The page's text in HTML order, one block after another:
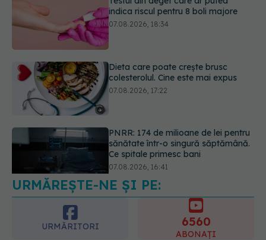
Dieta care poate crește brusc
colesterolul. Cine este mai expus
07.08.2026, 17:22
PNRR: 174 de milioane de lei pentru
sănătate într-o singură săptămână.
Ce spitale primesc bani
Ce spune culoarea ta preferată
despre vârsta pe care o ai. Care
este "codul cromatic" al generațiilor
07.08.2026, 21:29
URMĂREȘTE-NE ȘI PE:
URMĂRITORI
365 1401
URMĂRITORI